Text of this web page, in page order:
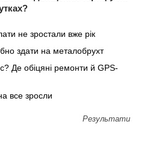
не зростали вже рік
здати на металобрухт
Де обіцяні ремонти й GPS-
все зросли
Результати